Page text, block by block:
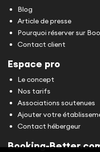
Blog
Article de presse
Pourquoi réserver sur
Contact client
Espace pro
Le concept
Nos tarifs
Associations soutenues
Ajouter votre
Contact hébergeur
Booking-